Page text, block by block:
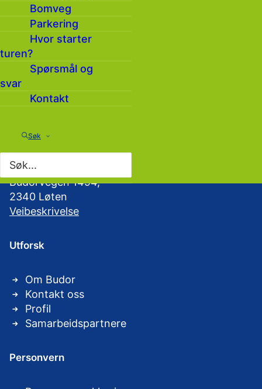
Bomveg
Parkering
Hvor starter
turen?
Spørsmål og
svar
Kontakt
Søk
Budorvegen 1494,
2340 Løten
Veibeskrivelse
Utforsk
Om Budor
Kontakt oss
Profil
Samarbeidspartnere
Personvern